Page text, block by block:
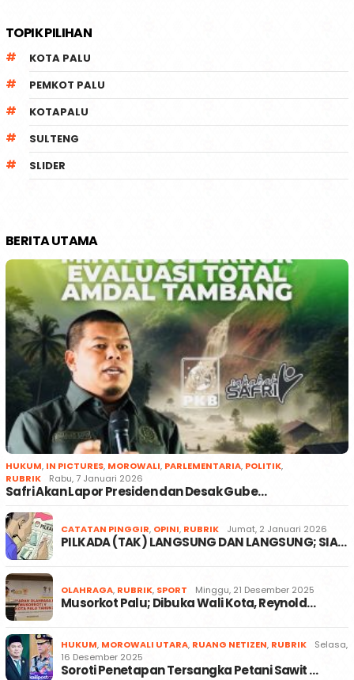
TOPIK PILIHAN
KOTA PALU
PEMKOT PALU
KOTAPALU
SULTENG
SLIDER
BERITA UTAMA
HUKUM, IN PICTURES, MOROWALI, PARLEMENTARIA, POLITIK,
RUBRIK
Rabu, 7 Januari 2026
Safri Akan Lapor Presiden dan Desak Gube…
CATATAN PINGGIR, OPINI, RUBRIK Jumat, 2 Januari 2026
PILKADA (TAK) LANGSUNG DAN LANGSUNG; SIA…
OLAHRAGA, RUBRIK, SPORT Minggu, 21 Desember 2025
Musorkot Palu; Dibuka Wali Kota, Reynold…
HUKUM, MOROWALI UTARA, RUANG NETIZEN, RUBRIK
Selasa,
16 Desember 2025
Soroti Penetapan Tersangka Petani Sawit …